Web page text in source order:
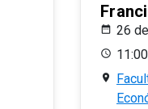
26
11:00